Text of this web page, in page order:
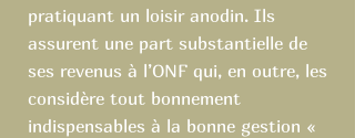
pratiquant un loisir anodin. Ils
assurent une part substantielle de
ses revenus à l’ONF qui, en outre, les
considère tout bonnement
indispensables à la bonne gestion «